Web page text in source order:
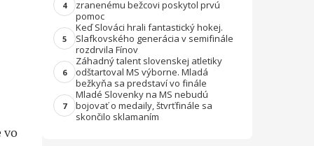
vo
4
zranenému bežcovi poskytol prvú
pomoc
5
Keď Slováci hrali fantastický hokej.
Slafkovského generácia v semifinále
rozdrvila Fínov
6
Záhadný talent slovenskej atletiky
odštartoval MS výborne. Mladá
bežkyňa sa predstaví vo finále
7
Mladé Slovenky na MS nebudú
bojovať o medaily, štvrťfinále sa
skončilo sklamaním